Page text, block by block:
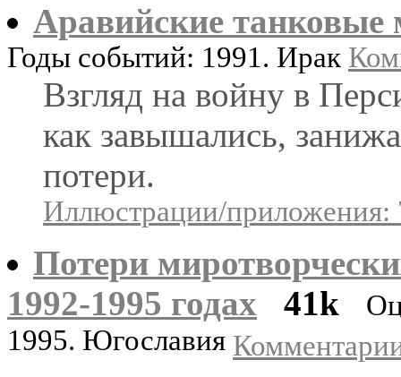
Аравийские
Годы событий: 1991. Ирак
Взгляд на войну в
как завышались,
потери.
Иллюстрации/приложения:
Потери
1992-1995 годах
41k
1995. Югославия